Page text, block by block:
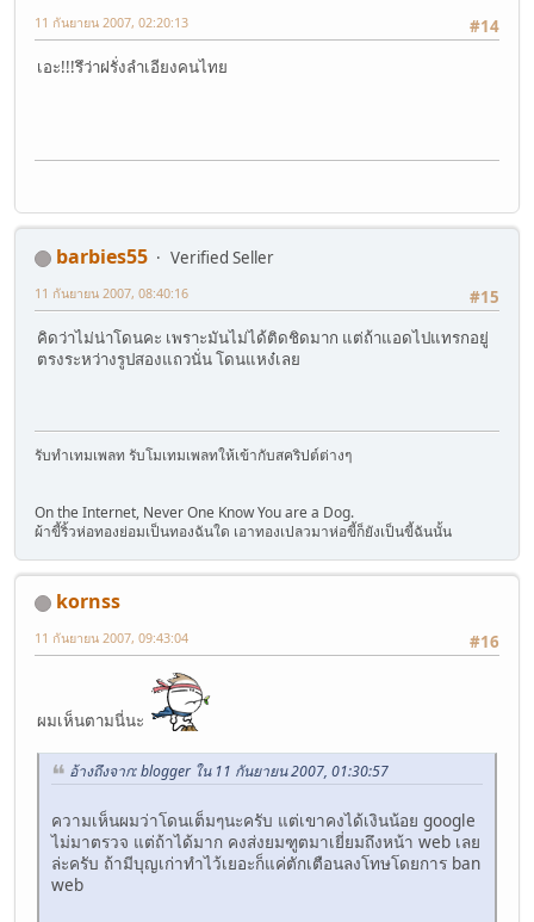
#14
11 กันยายน 2007, 02:20:13
เอะ!!!รึว่าฝรั่งลำเอียงคนไทย
barbies55
Verified Seller
#15
11 กันยายน 2007, 08:40:16
คิดว่าไม่น่าโดนคะ เพราะมันไม่ได้ติดชิดมาก แต่ถ้าแอดไปแทรกอยู่
ตรงระหว่างรูปสองแถวนั่น โดนแหง๋เลย
รับทำเทมเพลท รับโมเทมเพลทให้เข้ากับสคริปต์ต่างๆ
On the Internet, Never One Know You are a Dog.
ผ้าขี้ริ้วห่อทองย่อมเป็นทองฉันใด เอาทองเปลวมาห่อขี้ก็ยังเป็นขี้ฉันนั้น
kornss
#16
11 กันยายน 2007, 09:43:04
ผมเห็นตามนี่นะ
อ้างถึงจาก: blogger ใน 11 กันยายน 2007, 01:30:57
ความเห็นผมว่าโดนเต็มๆนะครับ แต่เขาคงได้เงินน้อย google
ไม่มาตรวจ แต่ถ้าได้มาก คงส่งยมฑูตมาเยี่ยมถึงหน้า web เลย
ล่ะครับ ถ้ามีบุญเก่าทำไว้เยอะก็แค่ตักเตือนลงโทษโดยการ ban
web